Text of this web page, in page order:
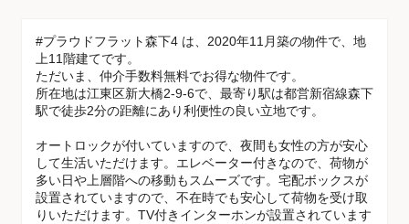
#プラウドフラット森下4 は、2020年11月築の物件で、地
上11階建てです。
ただいま、仲介手数料無料でお得な物件です。
所在地は江東区新大橋2-9-6で、最寄り駅は都営新宿線森下
駅で徒歩2分の距離にあり利便性の良い立地です。
オートロックが付いていますので、夜間も女性の方が安心
して生活いただけます。エレベーター付きなので、荷物が
多い日や上層階への移動もスムーズです。宅配ボックスが
設置されていますので、不在時でも安心して荷物を受け取
りいただけます。TV付きインターホンが設置されています